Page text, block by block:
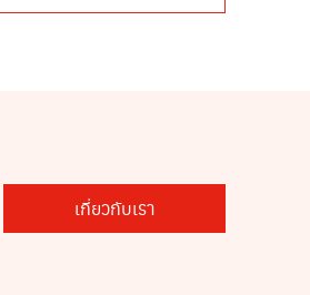
เกี่ยวกับเรา